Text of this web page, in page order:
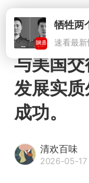
速看最
与美国
发展实
成功。
清欢百味
2026-05-17